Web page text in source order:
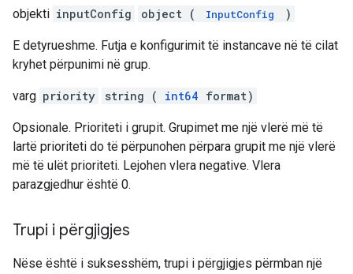
objekti inputConfig object ( InputConfig )
E detyrueshme. Futja e konfigurimit të instancave në të cilat
kryhet përpunimi në grup.
varg priority string ( int64 format)
Opsionale. Prioriteti i grupit. Grupimet me një vlerë më të
lartë prioriteti do të përpunohen përpara grupit me një vlerë
më të ulët prioriteti. Lejohen vlera negative. Vlera
parazgjedhur është 0.
Trupi i përgjigjes
Nëse është i suksesshëm, trupi i përgjigjes përmban një